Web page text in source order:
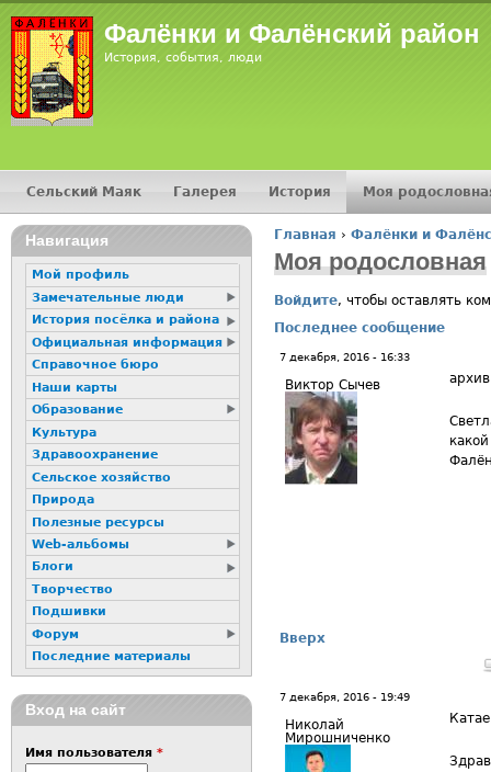
Фалёнки и Фалёнский район
История, события, люди
Вы здесь
Главная › Фалёнки и
Моя родословная
Войдите, чтобы оставлять
Последнее сообщение
7 декабря, 2016 - 16:33
Виктор Сычев
Вверх
7 декабря, 2016 - 19:49
Николай
Мирошниченко
Главное меню
Сельский Маяк Галерея История Моя
16+
Навигация
Мой профиль
Замечательные люди
История посёлка и района
Официальная информация
Справочное бюро
Наши карты
Образование
Культура
Здравоохранение
Сельское хозяйство
Природа
Полезные ресурсы
Web-альбомы
Блоги
Творчество
Подшивки
Форум
Последние материалы
Вход на сайт
Имя пользователя *